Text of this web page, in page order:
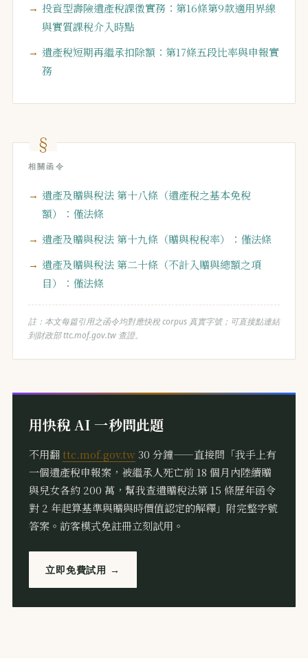
投資型壽險遺產稅課徵實務：第16條第9款適用界線
與實質課稅介入時點
遺產稅短期再繼承扣除額：第17條五段比率與申報實
務
相關函令
遺產及贈與稅法 第十八條（遺產稅之基本免稅
額）：僅法條
遺產及贈與稅法 第十九條（贈與稅稅率）：僅法條
遺產及贈與稅法 第二十條（不計入贈與總額之項
目）：僅法條
註：本文每篇引用之函令均對應快稅 corpus 真實字號；可直接點連結
到財政部 ttc.mof.gov.tw 查證。
用快稅 AI 一秒問此題
不用翻ttc.mof.gov.tw 30 分鐘——直接問「我手上有
一個遺產稅申報案，被繼承人死亡前 18 個月內陸續贈
與兒女各約 200 萬，幫我查遺贈稅法第 15 條歷年函令
對 2 年起算基準與贈與時價值認定的解釋」附完整字號
答案。訪客模式免註冊立刻試用。
立即免費試用 →